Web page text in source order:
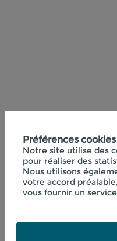
Préférences cookies
Notre site utilise des
pour réaliser des
Nous utilisons
votre accord
vous fournir un